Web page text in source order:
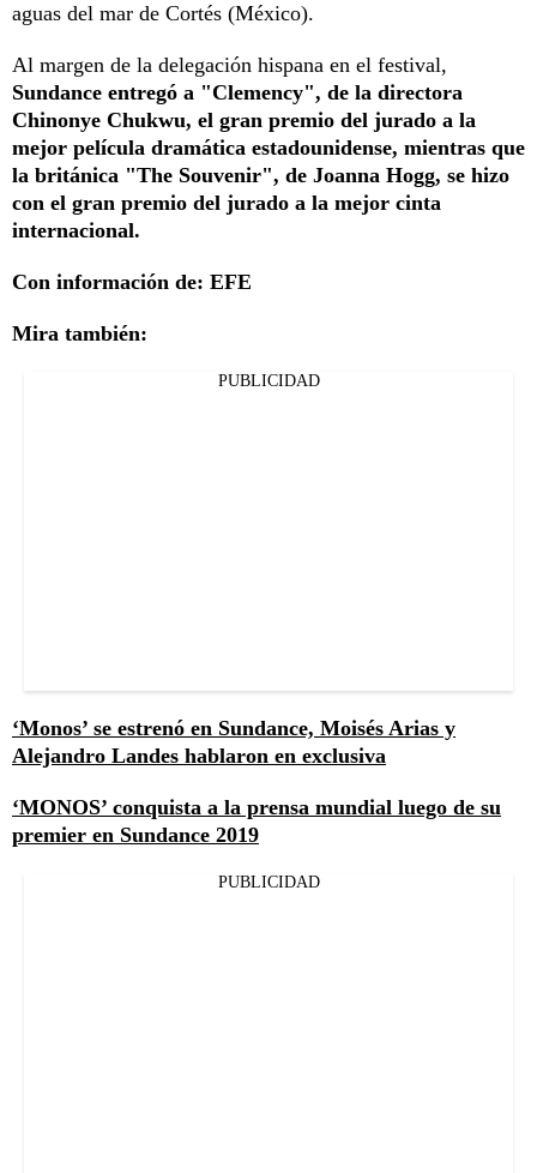
aguas del mar de Cortés (México).
Al margen de la delegación hispana en el festival,
Sundance entregó a "Clemency", de la directora
Chinonye Chukwu, el gran premio del jurado a la
mejor película dramática estadounidense, mientras que
la británica "The Souvenir", de Joanna Hogg, se hizo
con el gran premio del jurado a la mejor cinta
internacional.
Con información de: EFE
Mira también:
PUBLICIDAD
‘Monos’ se estrenó en Sundance, Moisés Arias y
Alejandro Landes hablaron en exclusiva
‘MONOS’ conquista a la prensa mundial luego de su
premier en Sundance 2019
PUBLICIDAD